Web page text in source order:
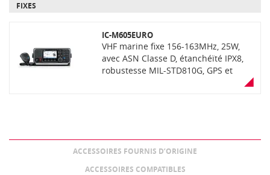
FIXES
IC-M605EURO
VHF marine fixe 156-163MHz, 25W,
avec ASN Classe D, étanchéïté IPX8,
robustesse MIL-STD810G, GPS et
déportées (en option). Livrée avec
antenne GPS externe pour récepteur
GNSS
ACCESSOIRES FOURNIS D’ORIGINE
ACCESSOIRES COMPATIBLES